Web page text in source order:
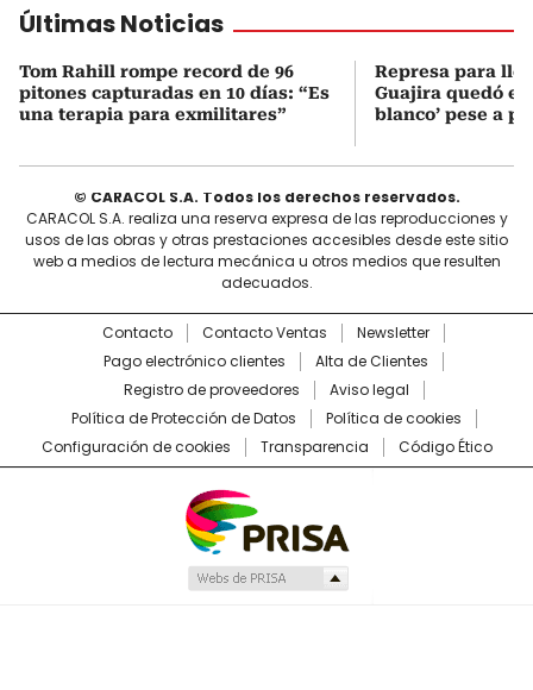
Últimas Noticias
Tom Rahill rompe record de 96
pitones capturadas en 10 días: “Es
una terapia para exmilitares”
Represa para
Guajira quedó en
blanco’ pese a
© CARACOL S.A. Todos los derechos reservados.
CARACOL S.A. realiza una reserva expresa de las reproducciones y
usos de las obras y otras prestaciones accesibles desde este sitio
web a medios de lectura mecánica u otros medios que resulten
adecuados.
Contacto Contacto Ventas
Newsletter
Pago electrónico clientes
Alta de Clientes
Registro de proveedores
Aviso legal
Política de Protección de Datos
Política de cookies
Configuración de cookies
Transparencia Código Ético